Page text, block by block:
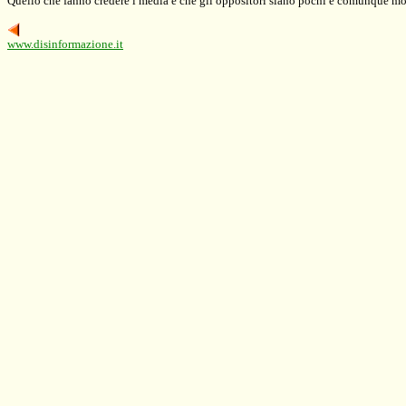
www.disinformazione.it